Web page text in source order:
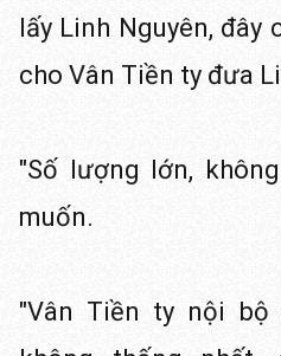
lấy Linh Nguyên, đây
cho Vân Tiền ty đưa
"Số lượng lớn,
muốn.
"Vân Tiền ty nội bộ